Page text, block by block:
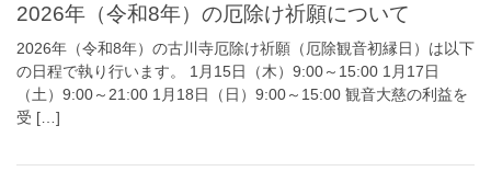
2026年（令和8年）の厄除け祈願について
2026年（令和8年）の古川寺厄除け祈願（厄除観音初縁日）は以下
の日程で執り行います。 1月15日（木）9:00～15:00 1月17日
（土）9:00～21:00 1月18日（日）9:00～15:00 観音大慈の利益を
受 […]